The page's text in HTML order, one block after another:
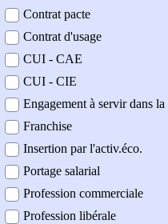
Contrat pacte
Contrat d'usage
CUI - CAE
CUI - CIE
Engagement à servir dans la
Franchise
Insertion par l'activ.éco.
Portage salarial
Profession commerciale
Profession libérale